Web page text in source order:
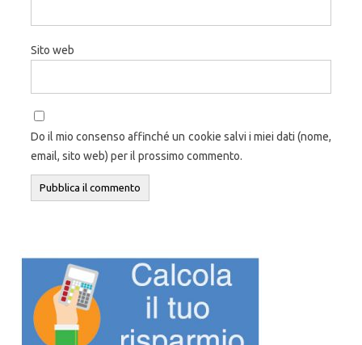
Sito web
Do il mio consenso affinché un cookie salvi i miei dati (nome,
email, sito web) per il prossimo commento.